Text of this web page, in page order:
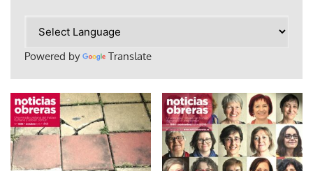
Powered by Translate